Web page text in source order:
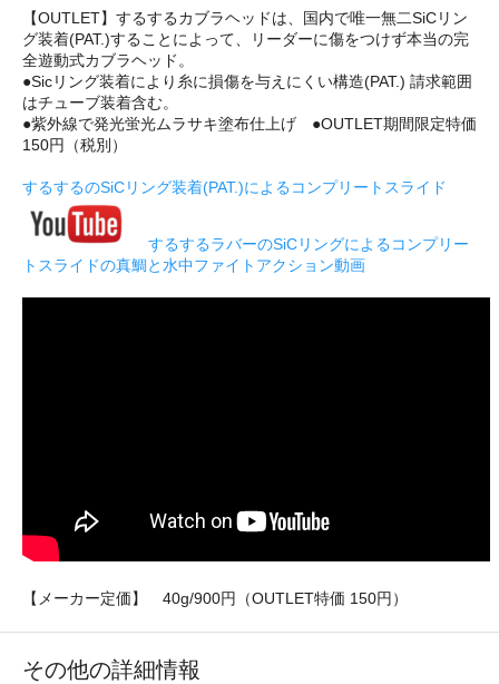
【OUTLET】するするカブラヘッドは、国内で唯一無二SiCリン
グ装着(PAT.)することによって、リーダーに傷をつけず本当の完
全遊動式カブラヘッド。
●Sicリング装着により糸に損傷を与えにくい構造(PAT.) 請求範囲
はチューブ装着含む。
●紫外線で発光蛍光ムラサキ塗布仕上げ ●OUTLET期間限定特価
150円（税別）
するするのSiCリング装着(PAT.)によるコンプリートスライド
するするラバーのSiCリングによるコンプリー
トスライドの真鯛と水中ファイトアクション動画
【メーカー定価】 40g/900円（OUTLET特価 150円）
その他の詳細情報